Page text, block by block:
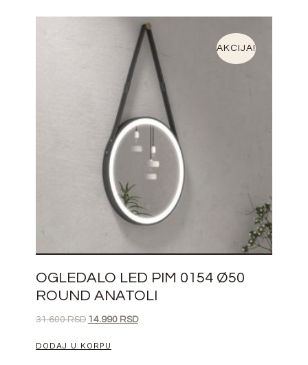
AKCIJA!
OGLEDALO LED PIM 0154 Ø50
ROUND ANATOLI
31.600RSD 14.990 RSD
DODAJ U KORPU